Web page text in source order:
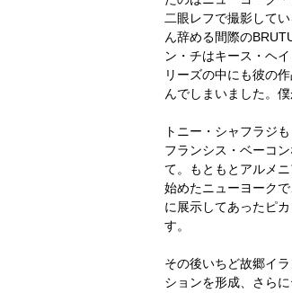
二眼レフで撮影して
ん辞める間際の
ン・チはキース・ヘ
リーズの中にも彼の
んでしまいました。
トニー・シャフラジ
フランシス・ベーコ
て。もともとアルメ
始めたニューヨーク
に展示してあったピ
す。
その後いちど故郷イ
ションを形成、さら